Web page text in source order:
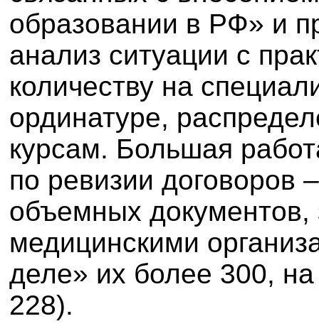
образовании в РФ» и
анализ ситуации с
количеству на
ординатуре,
курсам. Большая
по ревизии договоров
объемных документов,
медицинскими
деле» их более 300,
228).